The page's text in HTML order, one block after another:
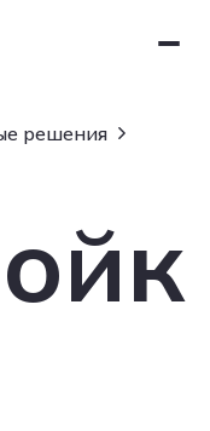
решения